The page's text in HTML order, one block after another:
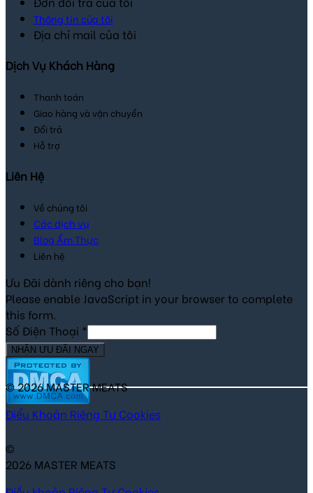
Thông tin của tôi
Địa chỉ mail của tôi
Dịch Vụ Khách Hàng
Thanh toán
Giao hàng và vận chuyển
Đổi trả
Hỗ trợ
Liên Hệ
Về chúng tôi
Các dịch vụ
Blog Ẩm Thực
Liên hệ
Ưu Đãi dành riêng cho bạn!
Please enable JavaScript in your browser to complete
this form.
Số Điện Thoại *
NHẬN ƯU ĐÃI NGAY
© 2026 MASTER MEATS
Điểu Khoản Riêng Tư Cookies
©
2026 MASTER MEATS